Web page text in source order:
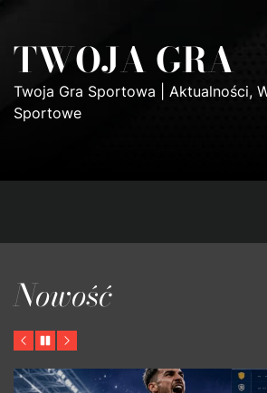
the
content
TWOJA GRA
Twoja Gra Sportowa | Aktualności,
Sportowe
Nowość
Previous
PauseNext